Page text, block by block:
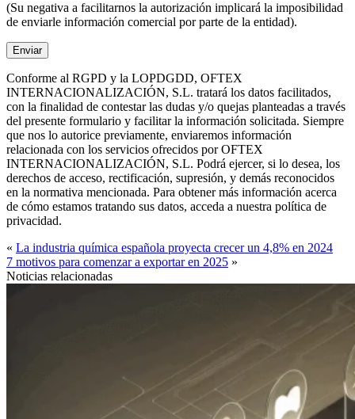
(Su negativa a facilitarnos la autorización implicará la imposibilidad
de enviarle información comercial por parte de la entidad).
Conforme al RGPD y la LOPDGDD, OFTEX
INTERNACIONALIZACIÓN, S.L. tratará los datos facilitados,
con la finalidad de contestar las dudas y/o quejas planteadas a través
del presente formulario y facilitar la información solicitada. Siempre
que nos lo autorice previamente, enviaremos información
relacionada con los servicios ofrecidos por OFTEX
INTERNACIONALIZACIÓN, S.L. Podrá ejercer, si lo desea, los
derechos de acceso, rectificación, supresión, y demás reconocidos
en la normativa mencionada. Para obtener más información acerca
de cómo estamos tratando sus datos, acceda a nuestra política de
privacidad.
« La industria química española proyecta crecer un 4,8% en 2024
7 motivos para comenzar a exportar en 2025 »
Noticias relacionadas